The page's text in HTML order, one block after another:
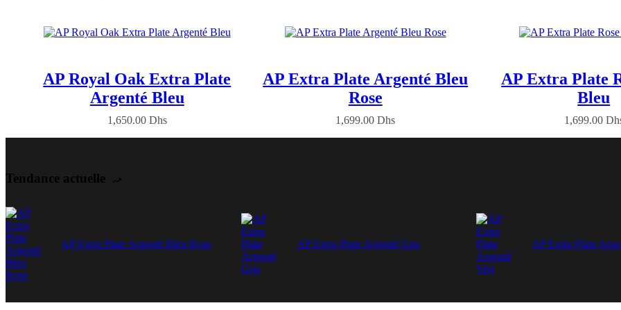
AP Royal Oak Extra Plate
Argenté Bleu
1,650.00 Dhs
AP Extra Plate Argenté Bleu
Rose
1,699.00Dhs
AP Extra Plate
Bleu
1,699.00
Tendance actuelle
AP Extra Plate Argenté Bleu Rose AP Extra Plate Argenté Gris AP Extra Plate